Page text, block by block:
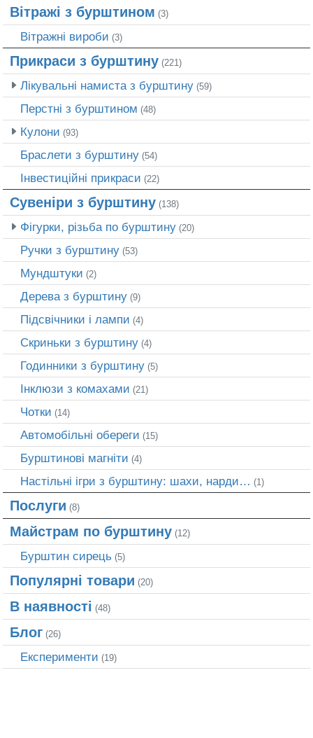
Вітражі з бурштином (3)
Вітражні вироби (3)
Прикраси з бурштину (221)
Лікувальні намиста з бурштину (59)
Перстні з бурштином (48)
Кулони (93)
Браслети з бурштину (54)
Інвестиційні прикраси (22)
Сувеніри з бурштину (138)
Фігурки, різьба по бурштину (20)
Ручки з бурштину (53)
Мундштуки (2)
Дерева з бурштину (9)
Підсвічники і лампи (4)
Скриньки з бурштину (4)
Годинники з бурштину (5)
Інклюзи з комахами (21)
Чотки (14)
Автомобільні обереги (15)
Бурштинові магніти (4)
Настільні ігри з бурштину: шахи, нарди… (1)
Послуги (8)
Майстрам по бурштину (12)
Бурштин сирець (5)
Популярні товари (20)
В наявності (48)
Блог (26)
Експерименти (19)